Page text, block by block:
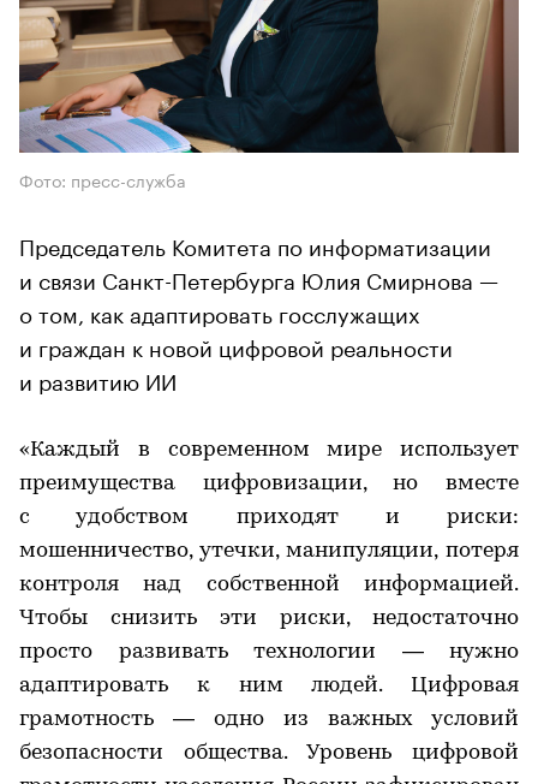
Фото: пресс-служба
Председатель Комитета по информатизации
и связи Санкт-Петербурга Юлия Смирнова —
о том, как адаптировать госслужащих
и граждан к новой цифровой реальности
и развитию ИИ
«Каждый в современном мире использует
преимущества цифровизации, но вместе
с удобством приходят и риски:
мошенничество, утечки, манипуляции, потеря
контроля над собственной информацией.
Чтобы снизить эти риски, недостаточно
просто развивать технологии — нужно
адаптировать к ним людей. Цифровая
грамотность — одно из важных условий
безопасности общества. Уровень цифровой